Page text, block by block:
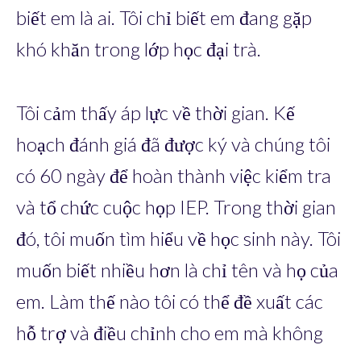
biết em là ai. Tôi chỉ biết em đang gặp
khó khăn trong lớp học đại trà.
Tôi cảm thấy áp lực về thời gian. Kế
hoạch đánh giá đã được ký và chúng tôi
có 60 ngày để hoàn thành việc kiểm tra
và tổ chức cuộc họp IEP. Trong thời gian
đó, tôi muốn tìm hiểu về học sinh này. Tôi
muốn biết nhiều hơn là chỉ tên và họ của
em. Làm thế nào tôi có thể đề xuất các
hỗ trợ và điều chỉnh cho em mà không